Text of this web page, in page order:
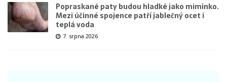
Popraskané paty budou hladké jako miminko.
Mezi účinné spojence patří jablečný ocet i
teplá voda
7. srpna 2026